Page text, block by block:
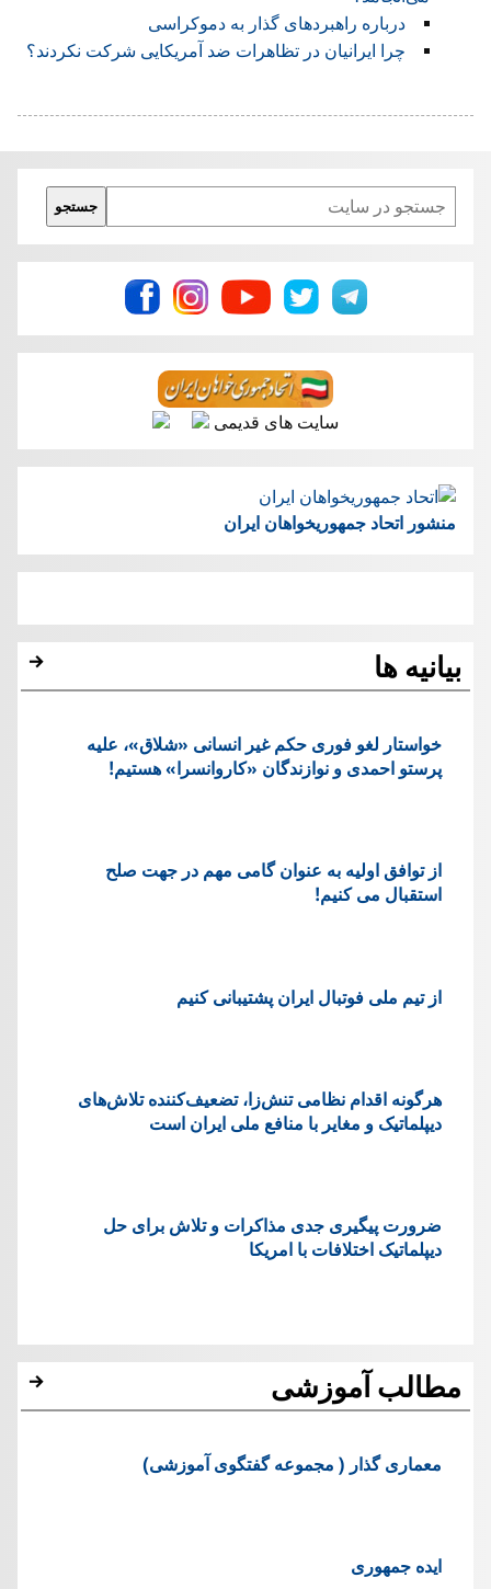
درباره راهبردهای گذار به دموکراسی
چرا ايرانيان در تظاهرات ضد آمريکايی شرکت نکردند؟
Search
جستجو
سایت های قدیمی
منشور اتحاد جمهوریخواهان ایران
بیانیه ها
خواستار لغو فوری حکم غیر انسانی «شلاق»، علیه
پرستو احمدی و نوازندگان «کاروانسرا» هستیم!
از توافق اولیه به عنوان گامی مهم در جهت صلح
استقبال می کنیم!
از تیم ملی فوتبال ایران پشتیبانی کنیم
هرگونه اقدام نظامی تنش‌زا، تضعیف‌کننده تلاش‌های
دیپلماتیک و مغایر با منافع ملی ایران است
ضرورت پیگیری جدی مذاکرات و تلاش برای حل
دیپلماتیک اختلافات با امریکا
مطالب آموزشی
معماری گذار ( مجموعه گفتگوی آموزشی)
ایده جمهوری